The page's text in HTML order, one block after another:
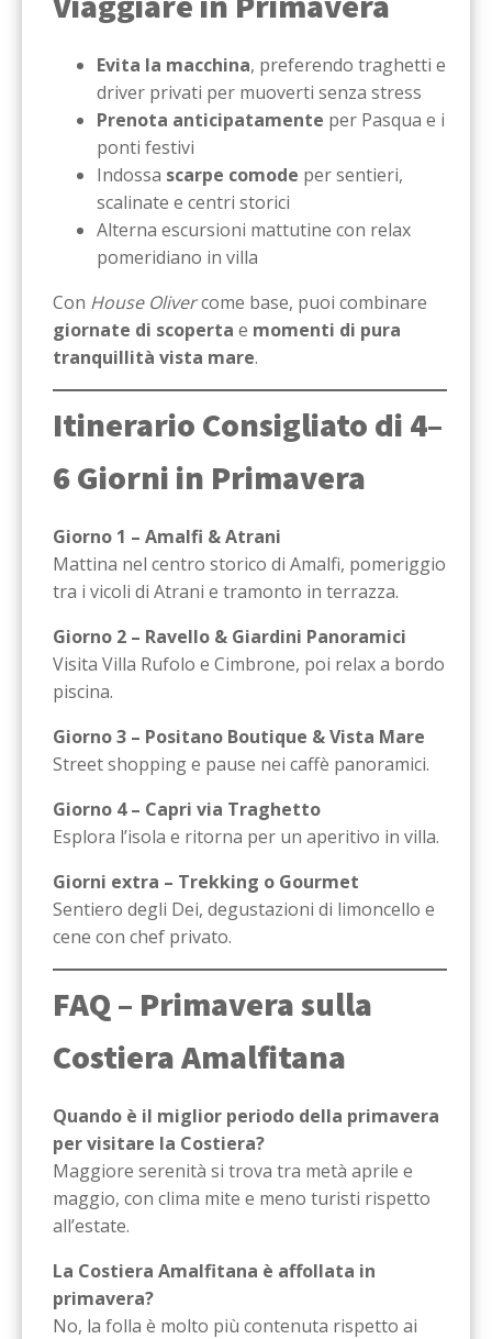
Evita la macchina, preferendo traghetti e
driver privati per muoverti senza stress
Prenota anticipatamente per Pasqua e i
ponti festivi
Indossa scarpe comode per sentieri,
scalinate e centri storici
Alterna escursioni mattutine con relax
pomeridiano in villa
Con House Olivercome base, puoi combinare
giornate di scoperta e momenti di pura
tranquillità vista mare.
Itinerario Consigliato di 4–
6 Giorni in Primavera
Giorno 1 – Amalfi & Atrani
Mattina nel centro storico di Amalfi, pomeriggio
tra i vicoli di Atrani e tramonto in terrazza.
Giorno 2 – Ravello & Giardini Panoramici
Visita Villa Rufolo e Cimbrone, poi relax a bordo
piscina.
Giorno 3 – Positano Boutique & Vista Mare
Street shopping e pause nei caffè panoramici.
Giorno 4 – Capri via Traghetto
Esplora l’isola e ritorna per un aperitivo in villa.
Giorni extra – Trekking o Gourmet
Sentiero degli Dei, degustazioni di limoncello e
cene con chef privato.
FAQ – Primavera sulla
Costiera Amalfitana
Quando è il miglior periodo della primavera
per visitare la Costiera?
Maggiore serenità si trova tra metà aprile e
maggio, con clima mite e meno turisti rispetto
all’estate.
La Costiera Amalfitana è affollata in
primavera?
No, la folla è molto più contenuta rispetto ai